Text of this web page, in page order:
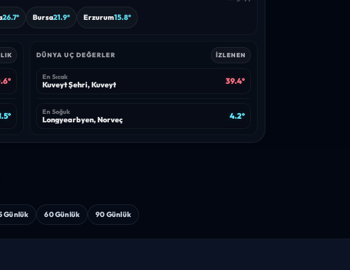
26.7° Bursa21.9° Erzurum15.8°
DÜNYA UÇ DEĞERLER İZLENEN
En Sıcak
Kuveyt Şehri, Kuveyt 39.4°
En Soğuk
Longyearbyen, Norveç 4.2°
Günlük 60 Günlük 90 Günlük